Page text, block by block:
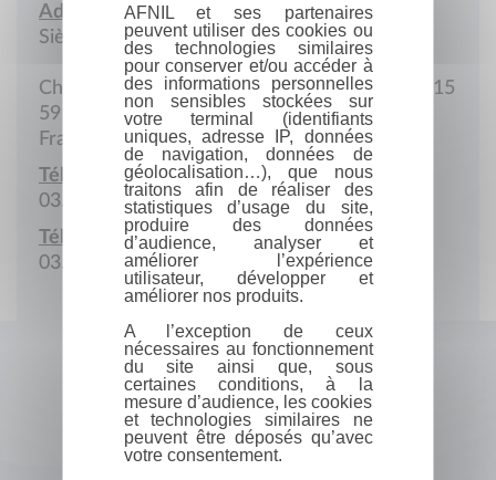
Adresse :
Siège social
Château Dalle-Dumont, rue de Linselles, BP 15
59117 Wervicq-Sud
France
Téléphone :
03.20.63.06.10
Télécopie :
03.20.39.13.22
AFNIL et ses partenaires
peuvent utiliser des cookies ou
des technologies similaires
pour conserver et/ou accéder à
des informations personnelles
non sensibles stockées sur
votre terminal (identifiants
uniques, adresse IP, données
de navigation, données de
géolocalisation…), que nous
traitons afin de réaliser des
statistiques d’usage du site,
produire des données
d’audience, analyser et
améliorer l’expérience
utilisateur, développer et
améliorer nos produits.
A l’exception de ceux
nécessaires au fonctionnement
du site ainsi que, sous
certaines conditions, à la
mesure d’audience, les cookies
et technologies similaires ne
peuvent être déposés qu’avec
votre consentement.